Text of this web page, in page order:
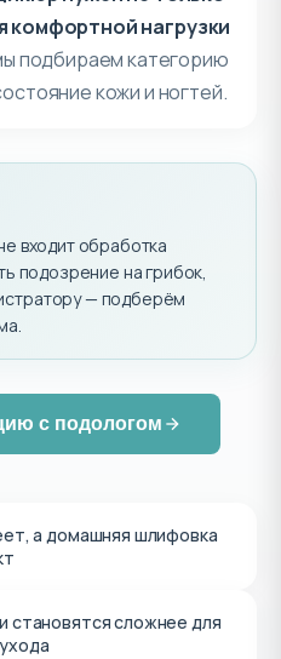
комфортной нагрузки
подбираем категорию
кожи и ногтей.
входит обработка
подозрение на грибок,
— подберём
с подологом
а домашняя шлифовка
становятся сложнее для